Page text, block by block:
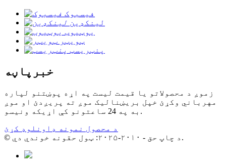
فیسبوک
لینکډین
یوټیوب
ټویټر
پنټریسټ
خبرپاڼه
زموږ د محصولاتو یا قیمت لیست په اړه پوښتنو لپاره
مهرباني وکړئ خپل بریښنالیک موږ ته پریږدئ او موږ
به په 24 ساعتونو کې اړیکه ونیسو.
د محصول نمونه ډاونلوډ کړئ
© د چاپ حق - ۲۰۱۰-۲۰۲۵: ټول حقونه خوندي دي.